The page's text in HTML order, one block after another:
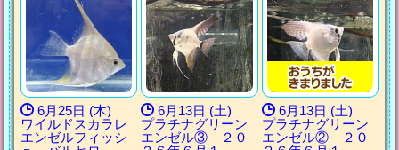
6月25日 (木)
ワイルドスカラレ
エンゼルフィッシ
6月13日 (土)
プラチナグリーン
エンゼル③ ２０
6月13日 (土)
プラチナグリーン
エンゼル② ２０